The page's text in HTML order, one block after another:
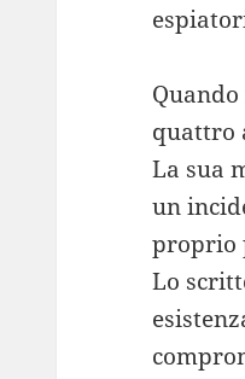
quattro
La sua
un
proprio
Lo